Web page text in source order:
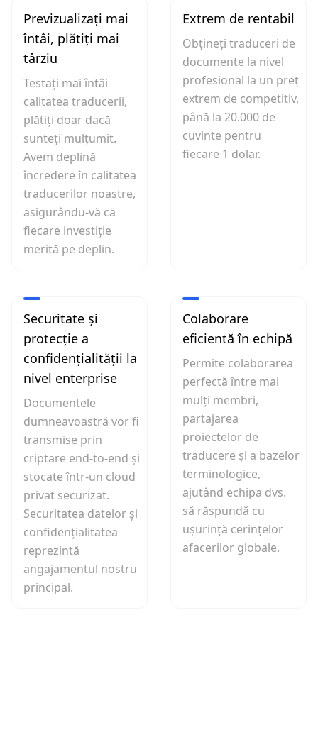
Previzualizați mai
întâi, plătiți mai
târziu
Testați mai întâi
calitatea traducerii,
plătiți doar dacă
sunteți mulțumit.
Avem deplină
încredere în calitatea
traducerilor noastre,
asigurându-vă că
fiecare investiție
merită pe deplin.
Extrem de rentabil
Obțineți traduceri de
documente la nivel
profesional la un preț
extrem de competitiv,
până la 20.000 de
cuvinte pentru
fiecare 1 dolar.
Securitate și
protecție a
confidențialității la
nivel enterprise
Documentele
dumneavoastră vor fi
transmise prin
criptare end-to-end și
stocate într-un cloud
privat securizat.
Securitatea datelor și
confidențialitatea
reprezintă
angajamentul nostru
principal.
Colaborare
eficientă în echipă
Permite colaborarea
perfectă între mai
mulți membri,
partajarea
proiectelor de
traducere și a bazelor
terminologice,
ajutând echipa dvs.
să răspundă cu
ușurință cerințelor
afacerilor globale.